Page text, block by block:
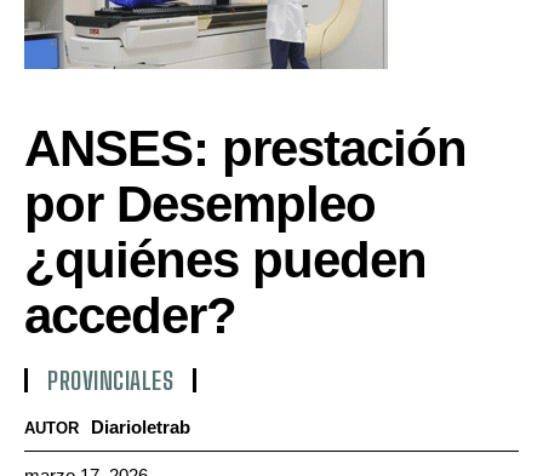
ANSES: prestación
por Desempleo
¿quiénes pueden
acceder?
PROVINCIALES
AUTOR Diarioletrab